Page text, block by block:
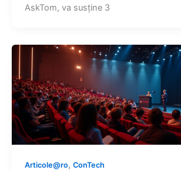
AskTom, va susține 3
Articole@ro, ConTech